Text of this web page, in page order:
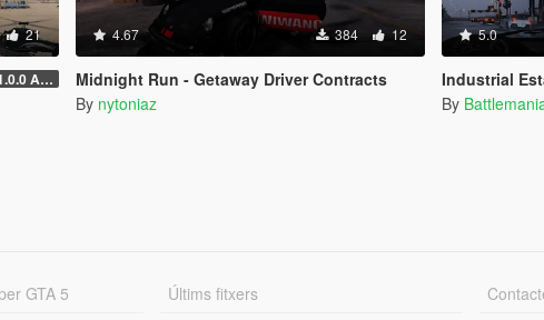
21
1.0.0 Alpha
4.67 384 12
Midnight Run - Getaway Driver Contracts
By nytoniaz
5.0
Industrial
By
GTA 5 Últims fitxers